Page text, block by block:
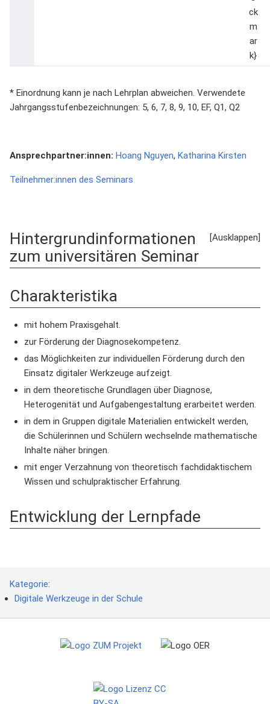
* Einordnung kann je nach Lehrplan abweichen. Verwendete
Jahrgangsstufenbezeichnungen: 5, 6, 7, 8, 9, 10, EF, Q1, Q2
Ansprechpartner:innen: Hoang Nguyen, Katharina Kirsten
Teilnehmer:innen des Seminars
Hintergrundinformationen
zum universitären Seminar
Charakteristika
mit hohem Praxisgehalt.
zur Förderung der Diagnosekompetenz.
das Möglichkeiten zur individuellen Förderung durch den
Einsatz digitaler Werkzeuge aufzeigt.
in dem theoretische Grundlagen über Diagnose,
Heterogenität und Aufgabengestaltung erarbeitet werden.
in dem in Gruppen digitale Materialien entwickelt werden,
die Schülerinnen und Schülern wechselnde mathematische
Inhalte näher bringen.
mit enger Verzahnung von theoretisch fachdidaktischem
Wissen und schulpraktischer Erfahrung.
Entwicklung der Lernpfade
Kategorie:
Digitale Werkzeuge in der Schule